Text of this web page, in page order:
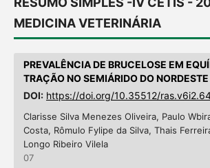
MEDICINA VETERINÁRIA
PREVALÊNCIA DE BRUCELOSE EM
TRAÇÃO NO SEMIÁRIDO DO
DOI: https://doi.org/10.35512/
Clarisse Silva Menezes Oliveira, Paulo
Costa, Rômulo Fylipe da Silva, Thais
Longo Ribeiro Vilela
07